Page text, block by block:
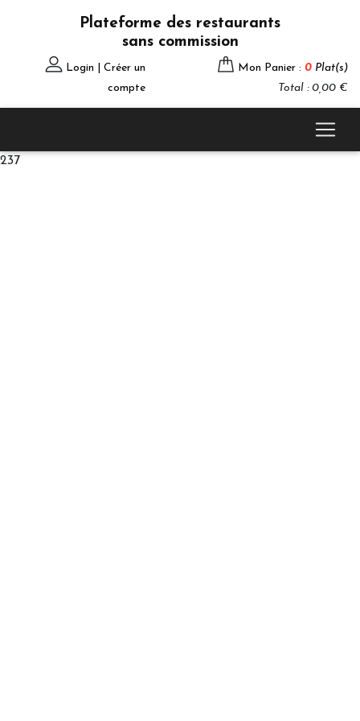
Plateforme des restaurants
sans commission
Login | Créer un
compte
Mon Panier : 0 Plat(s)
Total : 0,00 €
237